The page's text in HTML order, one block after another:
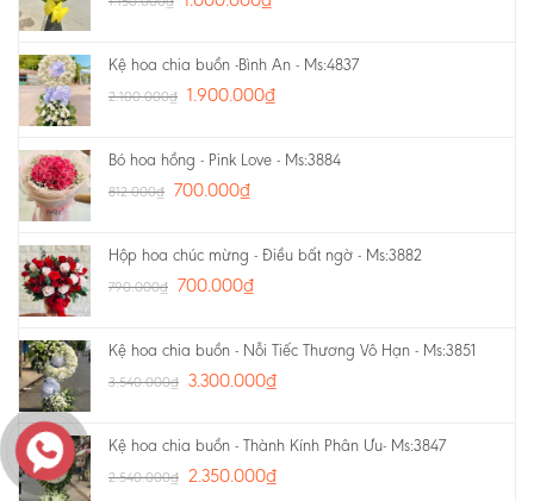
Kệ hoa chia buồn -Bình An - Ms:4837
2.100.000₫ 1.900.000₫
Bó hoa hồng - Pink Love - Ms:3884
812.000₫ 700.000₫
Hộp hoa chúc mừng - Điều bất ngờ - Ms:3882
790.000₫ 700.000₫
Kệ hoa chia buồn - Nỗi Tiếc Thương Vô Hạn - Ms:3851
3.540.000₫ 3.300.000₫
Kệ hoa chia buồn - Thành Kính Phân Ưu- Ms:3847
2.540.000₫ 2.350.000₫